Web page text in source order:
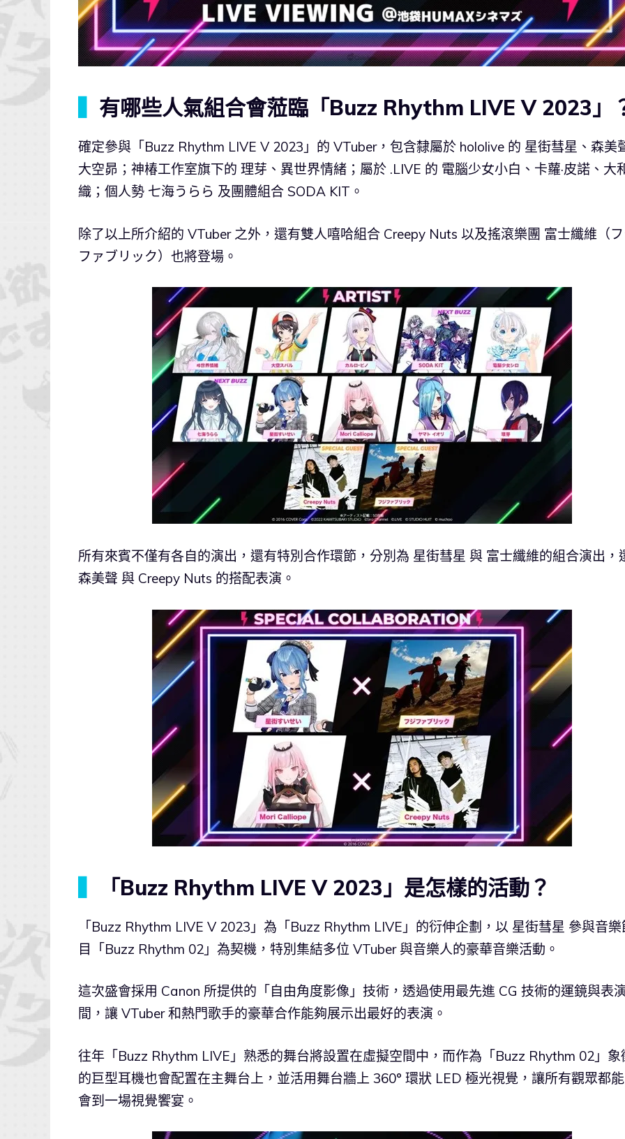
有哪些人氣組合會蒞臨「Buzz Rhythm LIVE V 2023」
確定參與「Buzz Rhythm LIVE V 2023」的 VTuber，包含隸屬於 hololive 的 星街彗星、森美
大空昴；神椿工作室旗下的 理芽、異世界情緒；屬於 .LIVE 的 電腦少女小白、卡蘿·皮諾、大
織；個人勢 七海うらら 及團體組合 SODA KIT。
除了以上所介紹的 VTuber 之外，還有雙人嘻哈組合 Creepy Nuts 以及搖滾樂團 富士纖維（
ファブリック）也將登場。
所有來賓不僅有各自的演出，還有特別合作環節，分別為 星街彗星 與 富士纖維的組合演出，
森美聲 與 Creepy Nuts 的搭配表演。
「Buzz Rhythm LIVE V 2023」是怎樣的活動？
「Buzz Rhythm LIVE V 2023」為「Buzz Rhythm LIVE」的衍伸企劃，以 星街彗星 參與音樂
目「Buzz Rhythm 02」為契機，特別集結多位 VTuber 與音樂人的豪華音樂活動。
這次盛會採用 Canon 所提供的「自由角度影像」技術，透過使用最先進 CG 技術的運鏡與表
間，讓 VTuber 和熱門歌手的豪華合作能夠展示出最好的表演。
往年「Buzz Rhythm LIVE」熟悉的舞台將設置在虛擬空間中，而作為「Buzz Rhythm 02」象
的巨型耳機也會配置在主舞台上，並活用舞台牆上 360° 環狀 LED 極光視覺，讓所有觀眾都
會到一場視覺饗宴。